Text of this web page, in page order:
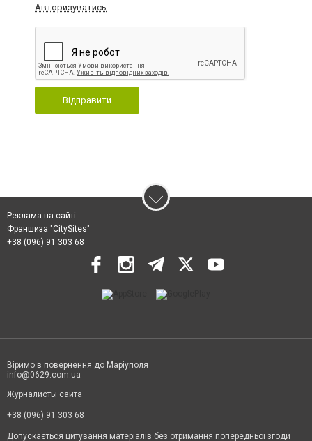
Авторизуватись
Відправити
Реклама на сайті
Франшиза "CitySites"
+38 (096) 91 303 68
Віримо в повернення до Маріуполя
info@0629.com.ua
Журналисты сайта
+38 (096) 91 303 68
Допускається цитування матеріалів без отримання попередньої згоди